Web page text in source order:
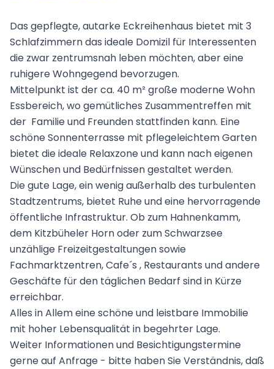
Das gepflegte, autarke Eckreihenhaus bietet mit 3
Schlafzimmern das ideale Domizil für Interessenten
die zwar zentrumsnah leben möchten, aber eine
ruhigere Wohngegend bevorzugen.
Mittelpunkt ist der ca. 40 m² große moderne Wohn
Essbereich, wo gemütliches Zusammentreffen mit
der Familie und Freunden stattfinden kann. Eine
schöne Sonnenterrasse mit pflegeleichtem Garten
bietet die ideale Relaxzone und kann nach eigenen
Wünschen und Bedürfnissen gestaltet werden.
Die gute Lage, ein wenig außerhalb des turbulenten
Stadtzentrums, bietet Ruhe und eine hervorragende
öffentliche Infrastruktur. Ob zum Hahnenkamm,
dem Kitzbüheler Horn oder zum Schwarzsee
unzählige Freizeitgestaltungen sowie
Fachmarktzentren, Cafe´s , Restaurants und andere
Geschäfte für den täglichen Bedarf sind in Kürze
erreichbar.
Alles in Allem eine schöne und leistbare Immobilie
mit hoher Lebensqualität in begehrter Lage.
Weiter Informationen und Besichtigungstermine
gerne auf Anfrage - bitte haben Sie Verständnis, daß